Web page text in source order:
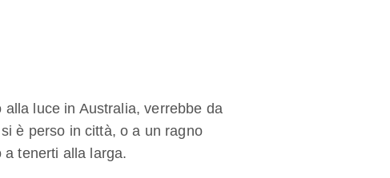
luce in Australia, verrebbe da
è perso in città, o a un ragno
tenerti alla larga.